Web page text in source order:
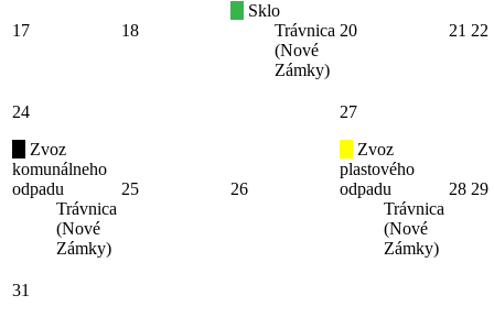
17 18
Sklo
Trávnica
(Nové
Zámky)
20 21 22
24
Zvoz
komunálneho
odpadu
Trávnica
(Nové
Zámky)
25 26
27
Zvoz
plastového
odpadu
Trávnica
(Nové
Zámky)
28 29
31